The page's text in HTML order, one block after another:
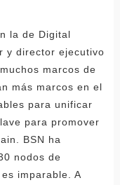
la de Digital
y director ejecutivo
marcos de
más marcos en el
para unificar
para promover
BSN ha
nodos de
imparable. A